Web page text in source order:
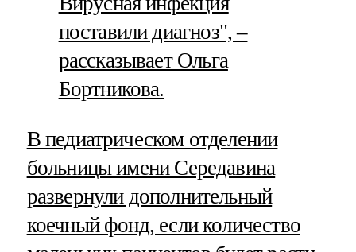
поставили диагноз", –
рассказывает Ольга
Бортникова.
В педиатрическом отделении
больницы имени Середавина
развернули дополнительный
коечный фонд, если количество